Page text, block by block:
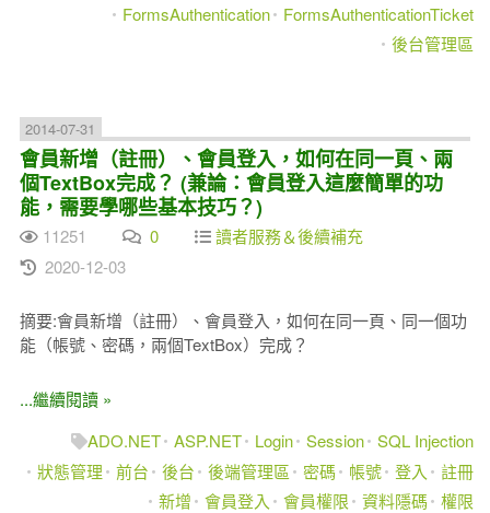
FormsAuthentication
FormsAuthenticationTicket
後台管理區
2014-07-31
會員新增（註冊）、會員登入，如何在同一頁、兩
個TextBox完成？ (兼論：會員登入這麼簡單的功
能，需要學哪些基本技巧？)
11251 0
讀者服務＆後續補充
2020-12-03
摘要:會員新增（註冊）、會員登入，如何在同一頁、同一個功
能（帳號、密碼，兩個TextBox）完成？
...繼續閱讀 »
ADO.NET ASP.NET Login Session SQL Injection
狀態管理
前台 後台 後端管理區 密碼 帳號 登入
註冊
新增
會員登入 會員權限 資料隱碼 權限